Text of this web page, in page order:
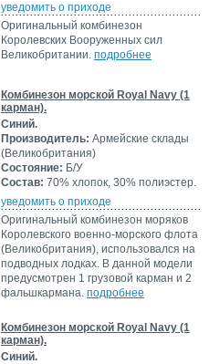
уведомить о приходе
Оригинальный комбинезон
Королевских Вооруженных сил
Великобритании. подробнее
Комбинезон морской Royal Navy (1
карман).
Синий.
Производитель: Армейские склады
(Великобритания)
Состояние: Б/У
Состав: 70% хлопок, 30% полиэстер.
уведомить о приходе
Оригинальный комбинезон моряков
Королевского военно-морского флота
(Великобритания), использовался на
подводных лодках. В данной модели
предусмотрен 1 грузовой карман и 2
фальшкармана. подробнее
Комбинезон морской Royal Navy (1
карман).
Синий.